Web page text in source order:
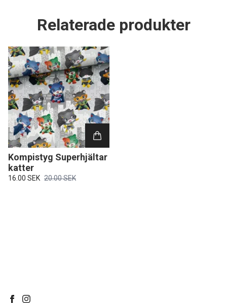
Relaterade produkter
Kompistyg Superhjältar
katter
16.00 SEK 20.00 SEK